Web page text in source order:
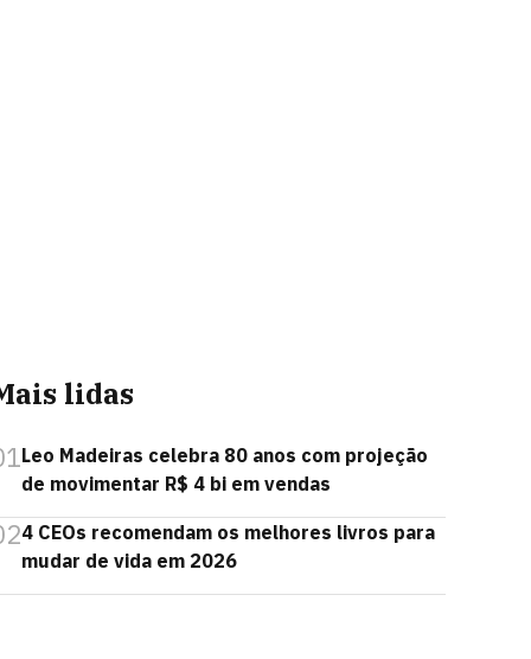
lidas
Leo Madeiras celebra 80 anos com projeção
de movimentar R$ 4 bi em vendas
4 CEOs recomendam os melhores livros para
mudar de vida em 2026